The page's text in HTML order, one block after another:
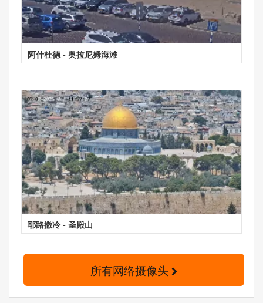
阿什杜德 - 奥拉尼姆海滩
耶路撒冷 - 圣殿山
所有网络摄像头